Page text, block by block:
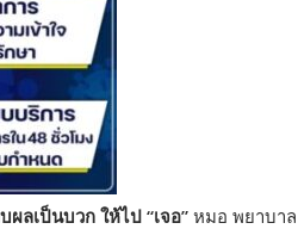
ผลเป็นบวก ให้ไป “เจอ” หมอ พยาบา